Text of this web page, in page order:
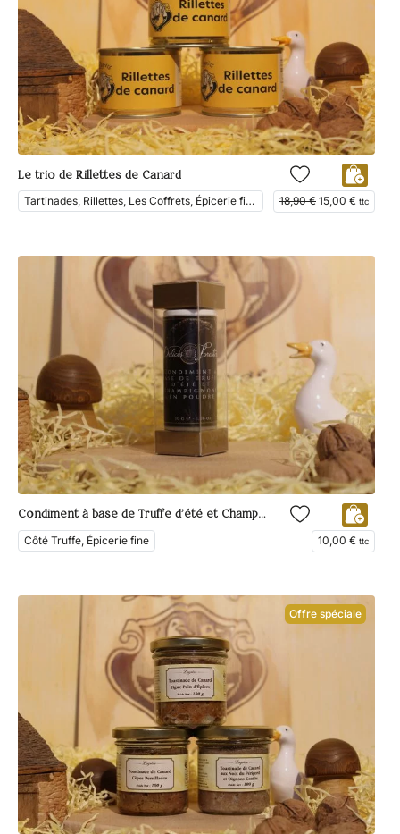
Le trio de Rillettes de Canard
Tartinades, Rillettes, Les Coffrets, Épicerie fine, En Vedette 18,90€ 15,00 € ttc
Condiment à base de Truffe d’été et Champignons en poudre
Côté Truffe, Épicerie fine 10,00 € ttc
Offre spéciale